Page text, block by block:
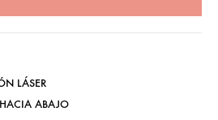
LÁSER
ABAJO